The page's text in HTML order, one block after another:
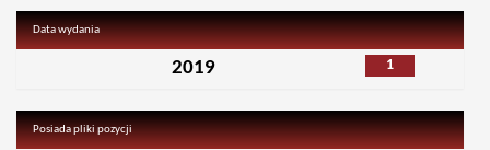
Data wydania
1
2019
Posiada pliki pozycji